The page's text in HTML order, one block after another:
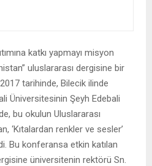
katkı yapmayı misyon
uluslararası dergisine bir
tarihinde, Bilecik ilinde
Üniversitesinin Şeyh Edebali
bu okulun Uluslararası
‘Kıtalardan renkler ve sesler’
Bu konferansa etkin katılan
üniversitenin rektörü Sn.